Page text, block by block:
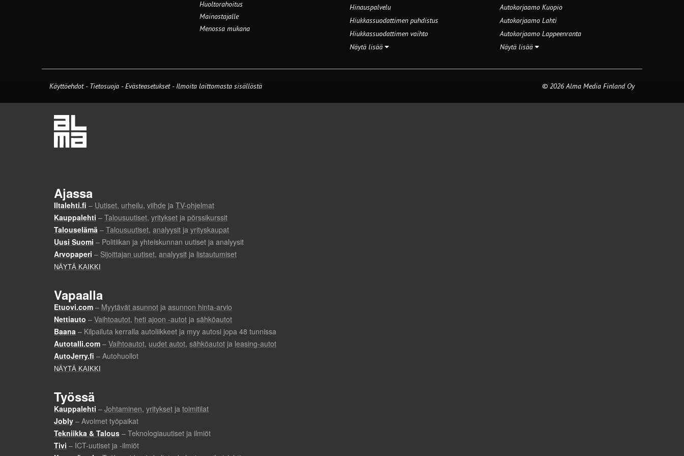
Huoltorahoitus
Mainostajalle
Menossa mukana
Hinauspalvelu
Hiukkassuodattimen puhdistus
Hiukkassuodattimen vaihto
Näytä lisää
Autokorjaamo Kuopio
Autokorjaamo Lahti
Autokorjaamo Lappeenranta
Näytä lisää
Käyttöehdot - Tietosuoja -Evästeasetukset- Ilmoita laittomasta sisällöstä © 2026 Alma Media Finland Oy